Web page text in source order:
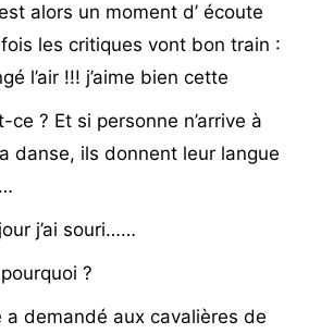
alors un moment d’ écoute
les critiques vont bon train :
l’air !!! j’aime bien cette
ce ? Et si personne n’arrive à
danse, ils donnent leur langue
j’ai souri……
?
a demandé aux cavalières de